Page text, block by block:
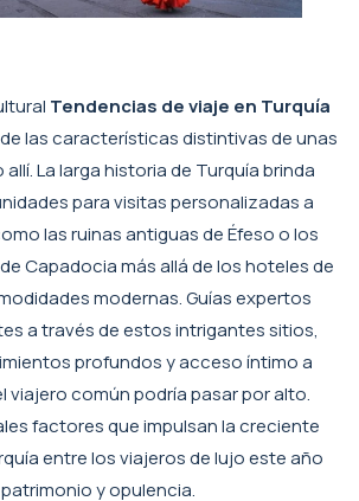
Tendencias de viaje en Turquía
las características distintivas de unas
La larga historia de Turquía brinda
para visitas personalizadas a
las ruinas antiguas de Éfeso o los
Capadocia más allá de los hoteles de
modernas. Guías expertos
a través de estos intrigantes sitios,
profundos y acceso íntimo a
viajero común podría pasar por alto.
factores que impulsan la creciente
entre los viajeros de lujo este año
y opulencia.